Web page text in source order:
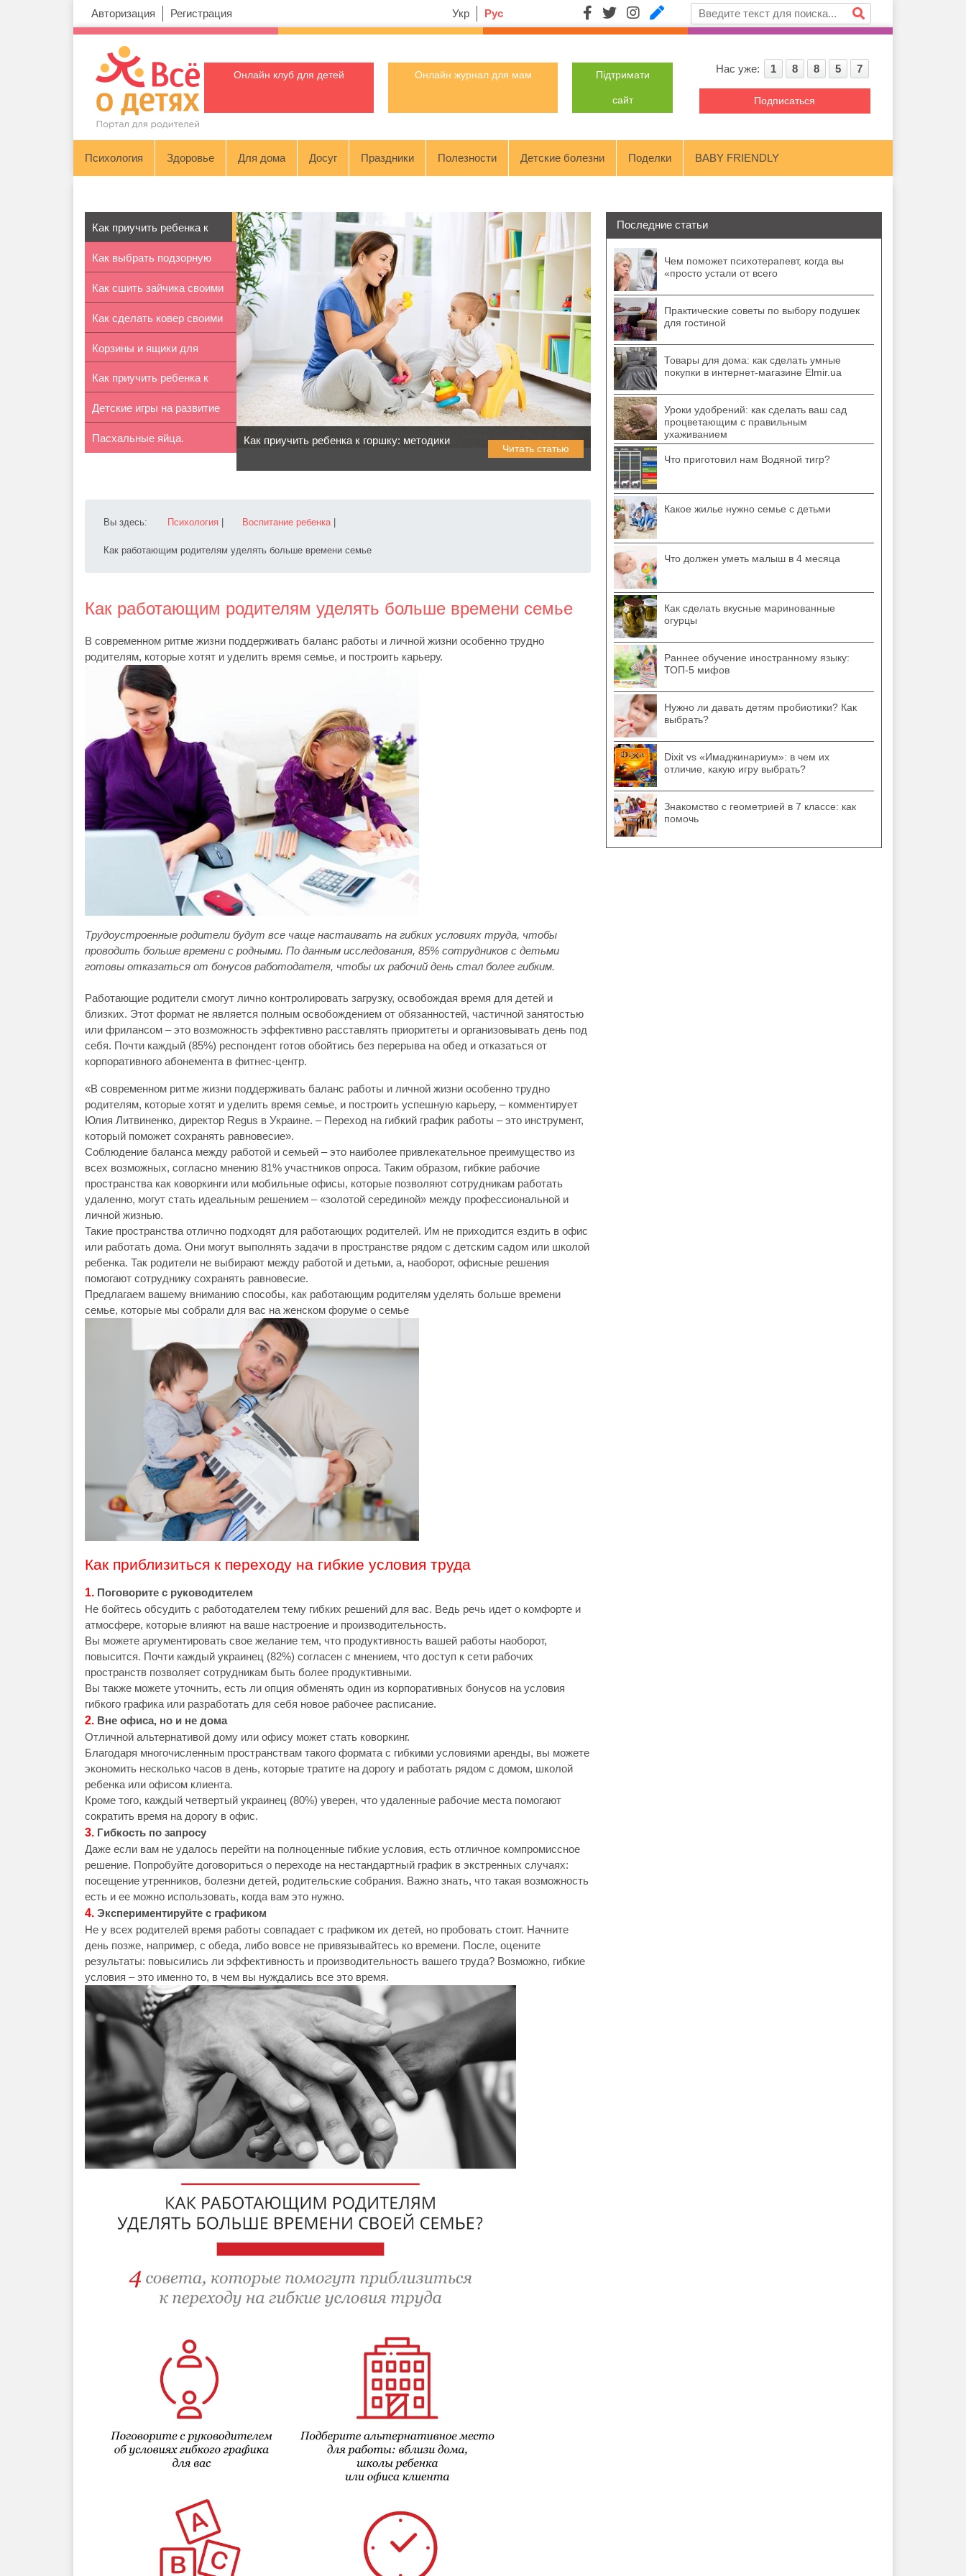
Авторизация Регистрация Укр Рус
Онлайн клуб для детей Онлайн журнал для мам Підтримати
сайт
Нас уже: 1 8 8 5 7
Подписаться
Психология Здоровье Для дома Досуг Праздники Полезности Детские болезни Поделки BABY FRIENDLY
Как приучить ребенка к
горшку: ...
Как выбрать подзорную
трубу для...
Как сшить зайчика своими
руками
Как сделать ковер своими
руками...
Корзины и ящики для
игрушек: ос...
Как приучить ребенка к
горшку –...
Детские игры на развитие
памяти
Пасхальные яйца. Как приучить ребенка к горшку: методики
Читать статью
Вы здесь: Психология Воспитание ребенка
Как работающим родителям уделять больше времени семье
Как работающим родителям уделять больше времени семье
В современном ритме жизни поддерживать баланс работы и личной жизни особенно трудно
родителям, которые хотят и уделить время семье, и построить карьеру.
Трудоустроенные родители будут все чаще настаивать на гибких условиях труда, чтобы
проводить больше времени с родными. По данным исследования, 85% сотрудников с детьми
готовы отказаться от бонусов работодателя, чтобы их рабочий день стал более гибким.
Работающие родители смогут лично контролировать загрузку, освобождая время для детей и
близких. Этот формат не является полным освобождением от обязанностей, частичной занятостью
или фрилансом – это возможность эффективно расставлять приоритеты и организовывать день под
себя. Почти каждый (85%) респондент готов обойтись без перерыва на обед и отказаться от
корпоративного абонемента в фитнес-центр.
«В современном ритме жизни поддерживать баланс работы и личной жизни особенно трудно
родителям, которые хотят и уделить время семье, и построить успешную карьеру, – комментирует
Юлия Литвиненко, директор Regus в Украине. – Переход на гибкий график работы – это инструмент,
который поможет сохранять равновесие».
Соблюдение баланса между работой и семьей – это наиболее привлекательное преимущество из
всех возможных, согласно мнению 81% участников опроса. Таким образом, гибкие рабочие
пространства как коворкинги или мобильные офисы, которые позволяют сотрудникам работать
удаленно, могут стать идеальным решением – «золотой серединой» между профессиональной и
личной жизнью.
Такие пространства отлично подходят для работающих родителей. Им не приходится ездить в офис
или работать дома. Они могут выполнять задачи в пространстве рядом с детским садом или школой
ребенка. Так родители не выбирают между работой и детьми, а, наоборот, офисные решения
помогают сотруднику сохранять равновесие.
Предлагаем вашему вниманию способы, как работающим родителям уделять больше времени
семье, которые мы собрали для вас на женском форуме о семье
Как приблизиться к переходу на гибкие условия труда
1. Поговорите с руководителем
Не бойтесь обсудить с работодателем тему гибких решений для вас. Ведь речь идет о комфорте и
атмосфере, которые влияют на ваше настроение и производительность.
Вы можете аргументировать свое желание тем, что продуктивность вашей работы наоборот,
повысится. Почти каждый украинец (82%) согласен с мнением, что доступ к сети рабочих
пространств позволяет сотрудникам быть более продуктивными.
Вы также можете уточнить, есть ли опция обменять один из корпоративных бонусов на условия
гибкого графика или разработать для себя новое рабочее расписание.
2. Вне офиса, но и не дома
Отличной альтернативой дому или офису может стать коворкинг.
Благодаря многочисленным пространствам такого формата с гибкими условиями аренды, вы можете
экономить несколько часов в день, которые тратите на дорогу и работать рядом с домом, школой
ребенка или офисом клиента.
Кроме того, каждый четвертый украинец (80%) уверен, что удаленные рабочие места помогают
сократить время на дорогу в офис.
3. Гибкость по запросу
Даже если вам не удалось перейти на полноценные гибкие условия, есть отличное компромиссное
решение. Попробуйте договориться о переходе на нестандартный график в экстренных случаях:
посещение утренников, болезни детей, родительские собрания. Важно знать, что такая возможность
есть и ее можно использовать, когда вам это нужно.
4. Экспериментируйте с графиком
Не у всех родителей время работы совпадает с графиком их детей, но пробовать стоит. Начните
день позже, например, с обеда, либо вовсе не привязывайтесь ко времени. После, оцените
результаты: повысились ли эффективность и производительность вашего труда? Возможно, гибкие
условия – это именно то, в чем вы нуждались все это время.
Последние статьи
Чем поможет психотерапевт, когда вы
«просто устали от всего
Практические советы по выбору подушек
для гостиной
Товары для дома: как сделать умные
покупки в интернет-магазине Elmir.ua
Уроки удобрений: как сделать ваш сад
процветающим с правильным
ухаживанием
Что приготовил нам Водяной тигр?
Какое жилье нужно семье с детьми
Что должен уметь малыш в 4 месяца
Как сделать вкусные маринованные
огурцы
Раннее обучение иностранному языку:
ТОП-5 мифов
Нужно ли давать детям пробиотики? Как
выбрать?
Dixit vs «Имаджинариум»: в чем их
отличие, какую игру выбрать?
Знакомство с геометрией в 7 классе: как
помочь